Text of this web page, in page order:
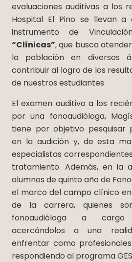
evaluaciones auditivas a los
Hospital El Pino se llevan
instrumento de
“Clínicas”, que busca
la población en diversos
contribuir al logro de los
de nuestros estudiantes
El examen auditivo a los
por una fonoaudióloga,
tiene por objetivo pesquisar
en la audición y, de esta
especialistas
tratamiento. Además, en la
alumnos de quinto año de
el marco del campo clínico
de la carrera, quienes
fonoaudióloga a
acercándolos a una
enfrentar como
respondiendo al programa